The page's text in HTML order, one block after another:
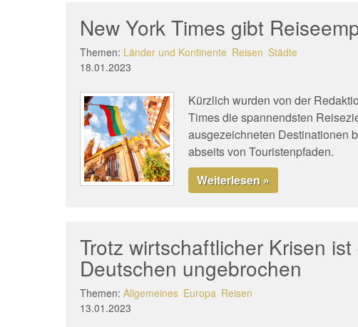
New York Times gibt
Themen: Länder und Kontinente Reisen Städte
18.01.2023
Kürzlich wurden von der
Times die spannendsten
ausgezeichneten Destinationen
abseits von Touristenpfaden.
Weiterlesen »
Trotz wirtschaftlicher Krisen
Deutschen ungebrochen
Themen: Allgemeines Europa Reisen
13.01.2023